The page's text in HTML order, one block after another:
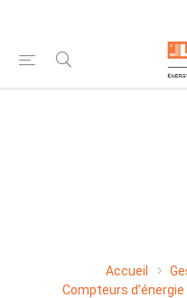
Accueil
Compteurs